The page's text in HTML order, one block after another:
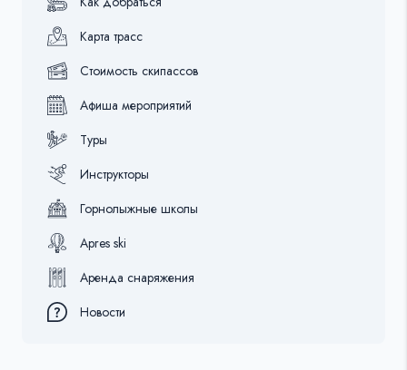
Карта трасс
Стоимость скипассов
Афиша мероприятий
Туры
Инструкторы
Горнолыжные школы
Apres ski
Аренда снаряжения
Новости